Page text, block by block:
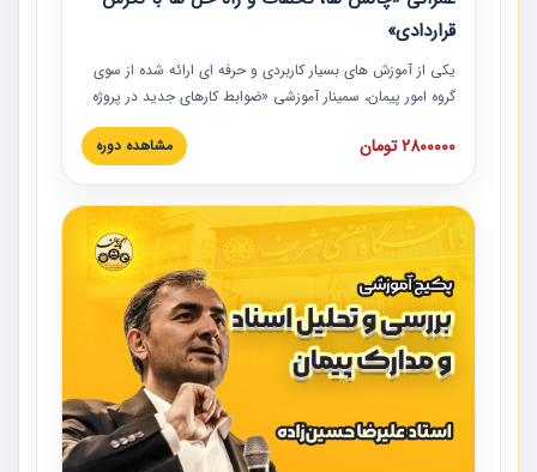
قراردادی»
یکی از آموزش‏‏‏‏‏‏ های بسیار کاربردی و حرفه‏ ای ارائه شده از سوی
گروه امور پیمان، سمینار آموزشی «ضوابط کارهای جدید در پروژه
های عمرانی» چالش ها، تخلفات و راه حل ها با نگرش قراردادی
است که در محل سندیکای شرکت های ساختمانی کشور ارائه شد.
مدارک پیمان به همراه تجربیات عملی ارائه شده است.
2800000 تومان مشاهده دوره